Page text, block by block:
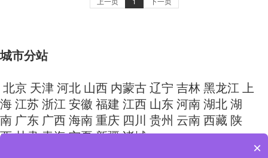
城市分站
北京 天津河北 山西 内蒙古辽宁 吉林黑龙江上
海江苏浙江安徽 福建 江西 山东河南湖北湖
南 广东 广西海南重庆 四川 贵州 云南西藏 陕
西甘肃青海宁夏新疆诸城
×